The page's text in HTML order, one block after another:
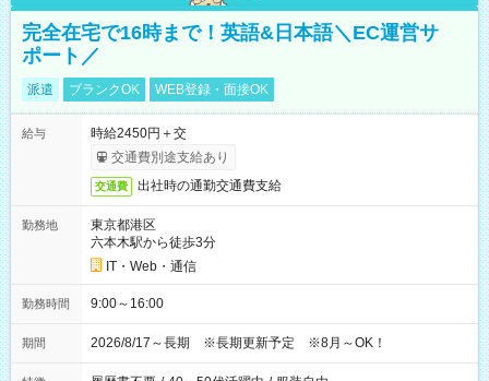
完全在宅で16時まで！英語&日本語＼EC運営サ
ポート／
派遣 ブランクOK WEB登録・面接OK
給与
時給2450円＋交
交通費別途支給あり
交通費 出社時の通勤交通費支給
勤務地
東京都港区
六本木駅から徒歩3分
IT・Web・通信
勤務時間 9:00～16:00
期間 2026/8/17～長期 ※長期更新予定 ※8月～OK！